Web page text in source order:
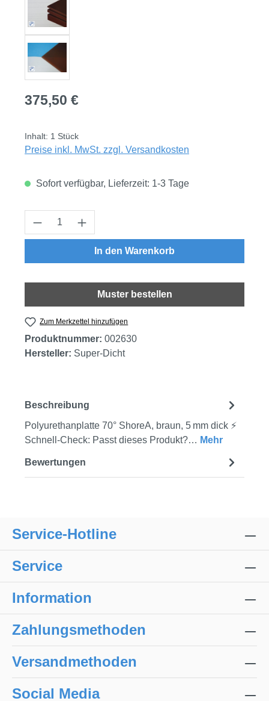
Regulärer Preis:
375,50 €
Inhalt: 1 Stück
Preise inkl. MwSt. zzgl. Versandkosten
Sofort verfügbar, Lieferzeit: 1-3 Tage
Produkt Anzahl: Gib den gewünschten
In den Warenkorb
Muster bestellen
Zum Merkzettel hinzufügen
Produktnummer: 002630
Hersteller: Super-Dicht
Beschreibung
Polyurethanplatte 70° ShoreA, braun, 5 mm dick ⚡
Schnell-Check: Passt dieses Produkt?… Mehr
Bewertungen
Service-Hotline
Service
Information
Zahlungsmethoden
Versandmethoden
Social Media